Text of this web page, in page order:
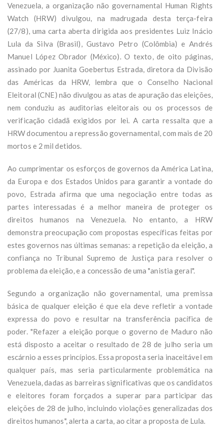
Venezuela, a organização não governamental Human Rights
Watch (HRW) divulgou, na madrugada desta terça-feira
(27/8), uma carta aberta dirigida aos presidentes Luiz Inácio
Lula da Silva (Brasil), Gustavo Petro (Colômbia) e Andrés
Manuel López Obrador (México). O texto, de oito páginas,
assinado por Juanita Goebertus Estrada, diretora da Divisão
das Américas da HRW, lembra que o Conselho Nacional
Eleitoral (CNE) não divulgou as atas de apuração das eleições,
nem conduziu as auditorias eleitorais ou os processos de
verificação cidadã exigidos por lei. A carta ressalta que a
HRW documentou a repressão governamental, com mais de 20
mortos e 2 mil detidos.
Ao cumprimentar os esforços de governos da América Latina,
da Europa e dos Estados Unidos para garantir a vontade do
povo, Estrada afirma que uma negociação entre todas as
partes interessadas é a melhor maneira de proteger os
direitos humanos na Venezuela. No entanto, a HRW
demonstra preocupação com propostas específicas feitas por
estes governos nas últimas semanas: a repetição da eleição, a
confiança no Tribunal Supremo de Justiça para resolver o
problema da eleição, e a concessão de uma "anistia geral".
Segundo a organização não governamental, uma premissa
básica de qualquer eleição é que ela deve refletir a vontade
expressa do povo e resultar na transferência pacífica de
poder. "Refazer a eleição porque o governo de Maduro não
está disposto a aceitar o resultado de 28 de julho seria um
escárnio a esses princípios. Essa proposta seria inaceitável em
qualquer país, mas seria particularmente problemática na
Venezuela, dadas as barreiras significativas que os candidatos
e eleitores foram forçados a superar para participar das
eleições de 28 de julho, incluindo violações generalizadas dos
direitos humanos", alerta a carta, ao citar a proposta de Lula.